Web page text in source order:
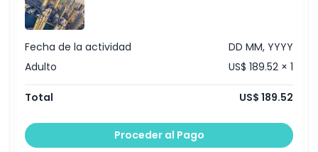
Fecha de la actividad
DD MM, YYYY
Adulto
US$ 189.52 × 1
Total US$ 189.52
Proceder al Pago